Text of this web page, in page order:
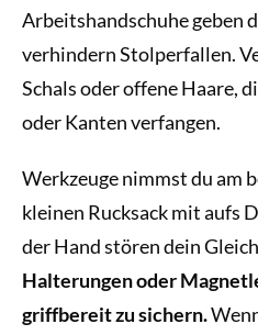
Arbeitshandschuhe geben
verhindern Stolperfallen.
Schals oder offene Haare,
oder Kanten verfangen.
Werkzeuge nimmst du am
kleinen Rucksack mit aufs
der Hand stören dein
Halterungen oder
griffbereit zu sichern.